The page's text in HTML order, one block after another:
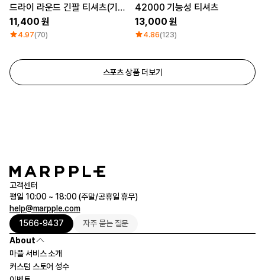
드라이 라운드 긴팔 티셔츠(기능성)
11,400
4.97(70)
42000 기능성 티셔츠
13,000
4.86(123)
스포츠 상품 더보기
고객센터
평일 10:00 ~ 18:00 (주말/공휴일 휴무)
help@marpple.com
1566-9437
자주 묻는 질문
About
마플 서비스 소개
커스텀 스토어 성수